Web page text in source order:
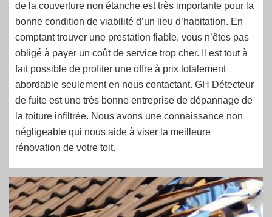
de la couverture non étanche est très importante pour la
bonne condition de viabilité d’un lieu d’habitation. En
comptant trouver une prestation fiable, vous n’êtes pas
obligé à payer un coût de service trop cher. Il est tout à
fait possible de profiter une offre à prix totalement
abordable seulement en nous contactant. GH Détecteur
de fuite est une très bonne entreprise de dépannage de
la toiture infiltrée. Nous avons une connaissance non
négligeable qui nous aide à viser la meilleure
rénovation de votre toit.